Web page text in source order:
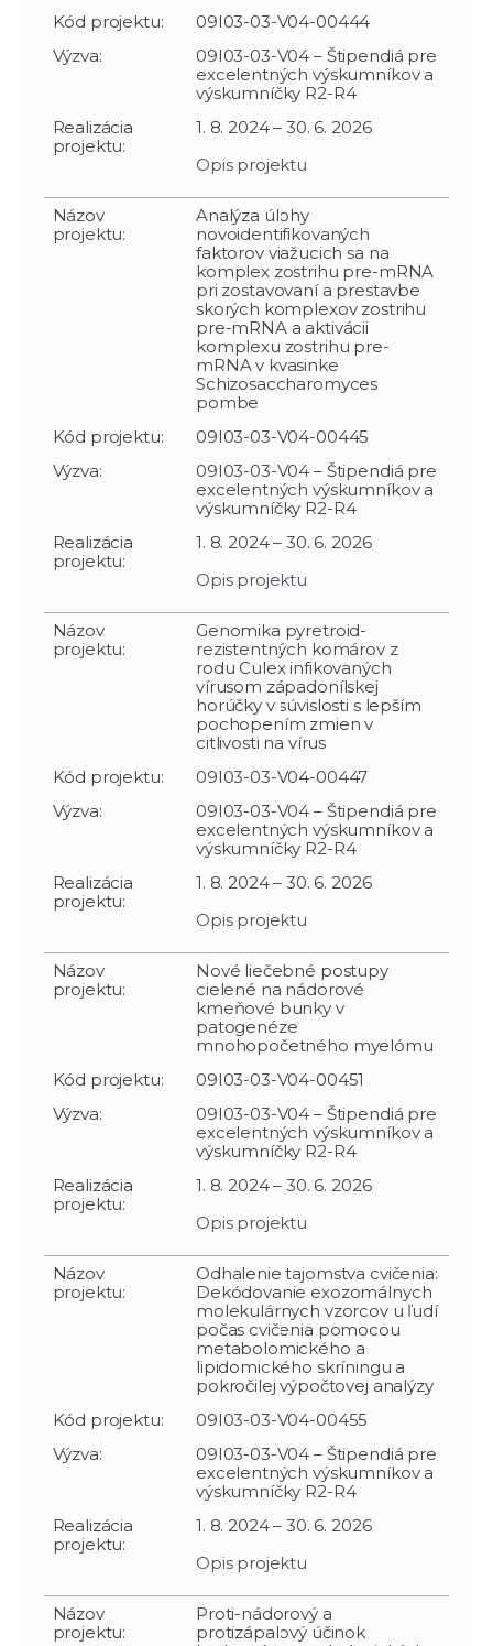
Kód projektu:
09I03-03-V04-00444
Výzva:
09I03-03-V04 – Štipendiá pre
excelentných výskumníkov a
výskumníčky R2-R4
Realizácia
projektu:
1. 8. 2024 – 30. 6. 2026
Opis projektu
Názov
projektu:
Analýza úlohy
novoidentifikovaných
faktorov viažucich sa na
komplex zostrihu pre-mRNA
pri zostavovaní a prestavbe
skorých komplexov zostrihu
pre-mRNA a aktivácii
komplexu zostrihu pre-
mRNA v kvasinke
Schizosaccharomyces
pombe
Kód projektu:
09I03-03-V04-00445
Výzva:
09I03-03-V04 – Štipendiá pre
excelentných výskumníkov a
výskumníčky R2-R4
Realizácia
projektu:
1. 8. 2024 – 30. 6. 2026
Opis projektu
Názov
projektu:
Genomika pyretroid-
rezistentných komárov z
rodu Culex infikovaných
vírusom západonílskej
horúčky v súvislosti s lepším
pochopením zmien v
citlivosti na vírus
Kód projektu:
09I03-03-V04-00447
Výzva:
09I03-03-V04 – Štipendiá pre
excelentných výskumníkov a
výskumníčky R2-R4
Realizácia
projektu:
1. 8. 2024 – 30. 6. 2026
Opis projektu
Názov
projektu:
Nové liečebné postupy
cielené na nádorové
kmeňové bunky v
patogenéze
mnohopočetného myelómu
Kód projektu:
09I03-03-V04-00451
Výzva:
09I03-03-V04 – Štipendiá pre
excelentných výskumníkov a
výskumníčky R2-R4
Realizácia
projektu:
1. 8. 2024 – 30. 6. 2026
Opis projektu
Názov
projektu:
Odhalenie tajomstva cvičenia:
Dekódovanie exozomálnych
molekulárnych vzorcov u ľudí
počas cvičenia pomocou
metabolomického a
lipidomického skríningu a
pokročilej výpočtovej analýzy
Kód projektu:
09I03-03-V04-00455
Výzva:
09I03-03-V04 – Štipendiá pre
excelentných výskumníkov a
výskumníčky R2-R4
Realizácia
projektu:
1. 8. 2024 – 30. 6. 2026
Opis projektu
Názov
projektu:
Proti-nádorový a
protizápalový účinok